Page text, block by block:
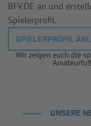
BFV.DE an und
Spielerprofil.
SPIELERPROFIL
Wir zeigen euch die
UNSERE